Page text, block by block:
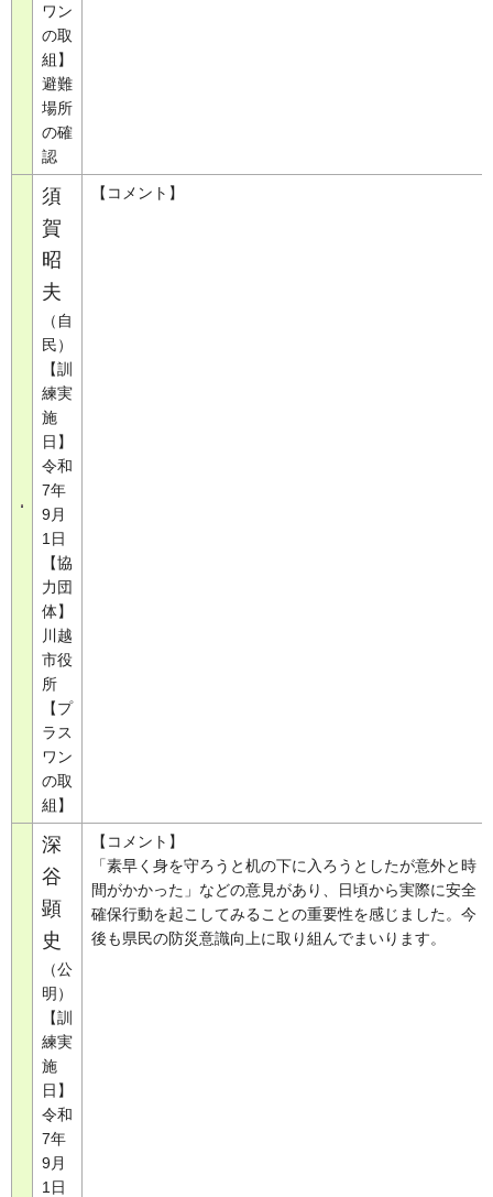
ワン
の取
組】
避難
場所
の確
認
須
賀
昭
夫
（自
民）
【訓
練実
施
日】
令和
7年
9月
1日
【協
力団
体】
川越
市役
所
【プ
ラス
ワン
の取
組】
【コメント】
深
谷
顕
史
（公
明）
【訓
練実
施
日】
令和
7年
9月
1日
【コメント】
「素早く身を守ろうと机の下に入ろうとしたが意外と時
間がかかった」などの意見があり、日頃から実際に安全
確保行動を起こしてみることの重要性を感じました。今
後も県民の防災意識向上に取り組んでまいります。